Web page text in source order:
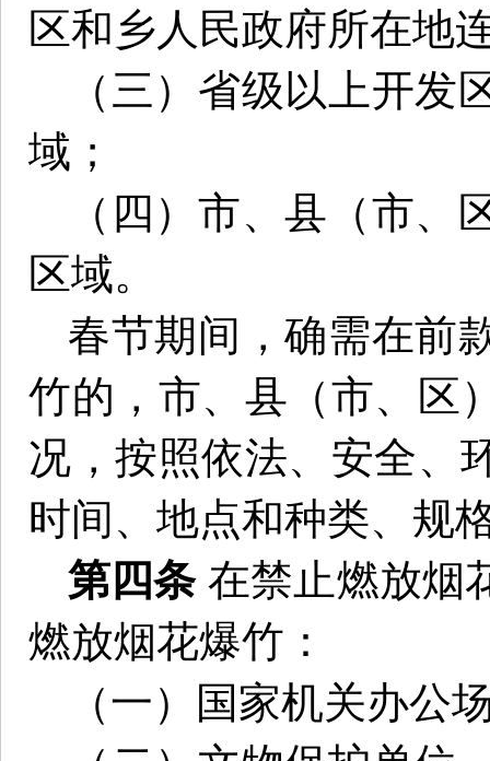
区和乡人民政府所在地
（三）省级以上开
域；
（四）市、县（市
区域。
春节期间，确需在前
竹的，市、县（市、区
况，按照依法、安全、
时间、地点和种类、规
第四条 在禁止燃放烟
燃放烟花爆竹：
（一）国家机关办公